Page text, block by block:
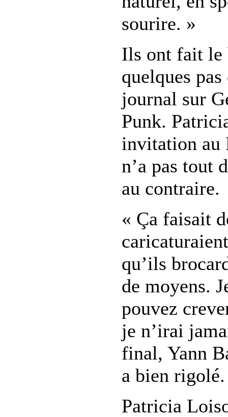
sourire. »
Ils ont fait le
quelques
journal sur
Punk.
invitation au
n’a pas tout
au contraire.
« Ça faisait
qu’ils
de moyens.
pouvez
je n’irai
final, Yann
a bien
Patricia